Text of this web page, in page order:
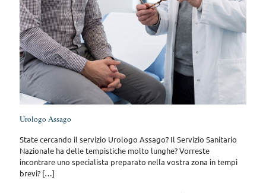
Urologo Assago
State cercando il servizio Urologo Assago? Il Servizio Sanitario
Nazionale ha delle tempistiche molto lunghe? Vorreste
incontrare uno specialista preparato nella vostra zona in tempi
brevi? […]